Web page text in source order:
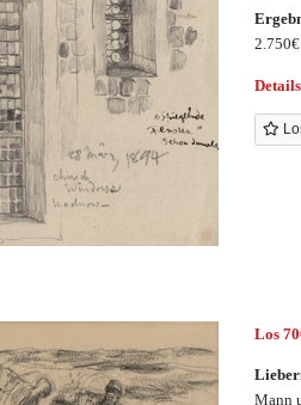
2.750€
Details
Los
Mann